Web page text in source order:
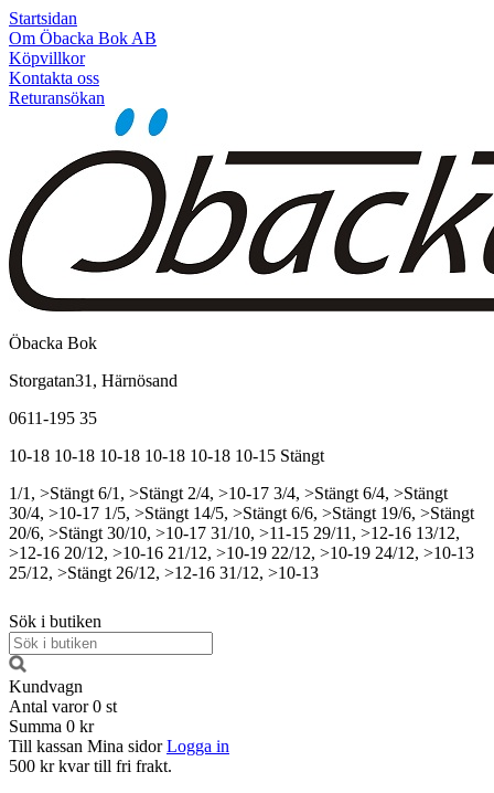
Startsidan
Om Öbacka Bok AB
Köpvillkor
Kontakta oss
Returansökan
Öbacka Bok
Storgatan31, Härnösand
0611-195 35
10-18 10-18 10-18 10-18 10-18 10-15 Stängt
1/1, >Stängt 6/1, >Stängt 2/4, >10-17 3/4, >Stängt 6/4, >Stängt
30/4, >10-17 1/5, >Stängt 14/5, >Stängt 6/6, >Stängt 19/6, >Stängt
20/6, >Stängt 30/10, >10-17 31/10, >11-15 29/11, >12-16 13/12,
>12-16 20/12, >10-16 21/12, >10-19 22/12, >10-19 24/12, >10-13
25/12, >Stängt 26/12, >12-16 31/12, >10-13
Sök i butiken
Kundvagn
Antal varor 0 st
Summa 0 kr
Till kassan Mina sidor Logga in
500 kr kvar till fri frakt.